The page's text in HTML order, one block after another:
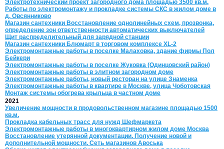
Электротехнический проект загородного дома площадью 3500 кв.м.
Работы по электромонтажу и прокладке системы СКС в жилом доме в
д. Овсянниково
Магазин сантехники Восстановление однолинейных схем, прозвонка,
определение зон ответственности автоматических выключателей
Щит распределительный для зарядной станции
Магазин сантехники Блюмарт в торговом комплексе XL-2
Электромонтажные работы в поселке Малаховка, здание фирмы Пол
Бейкери
Электромонтажные работы в поселке Жуковка (Одинцовский район)
Электромонтажные работы в элитном загородном доме
Электромонтажные работы, новый ресторан на улице Знаменка
Электромонтажные работы в квартире в Москве, улица Чоботовская
Монтаж системы обогрева крыльца в частном доме
2021
Увеличение мощности в продовольственном магазине площадью 1500
кв.м.
Прокладка кабельных трасс для нужд Шефмаркета
Электромонтажные работы в многоквартирном жилом доме Москва
Восстановление утерянной документации. Получение новой и
дополнительной мощности. Сеть магазинов Авоська